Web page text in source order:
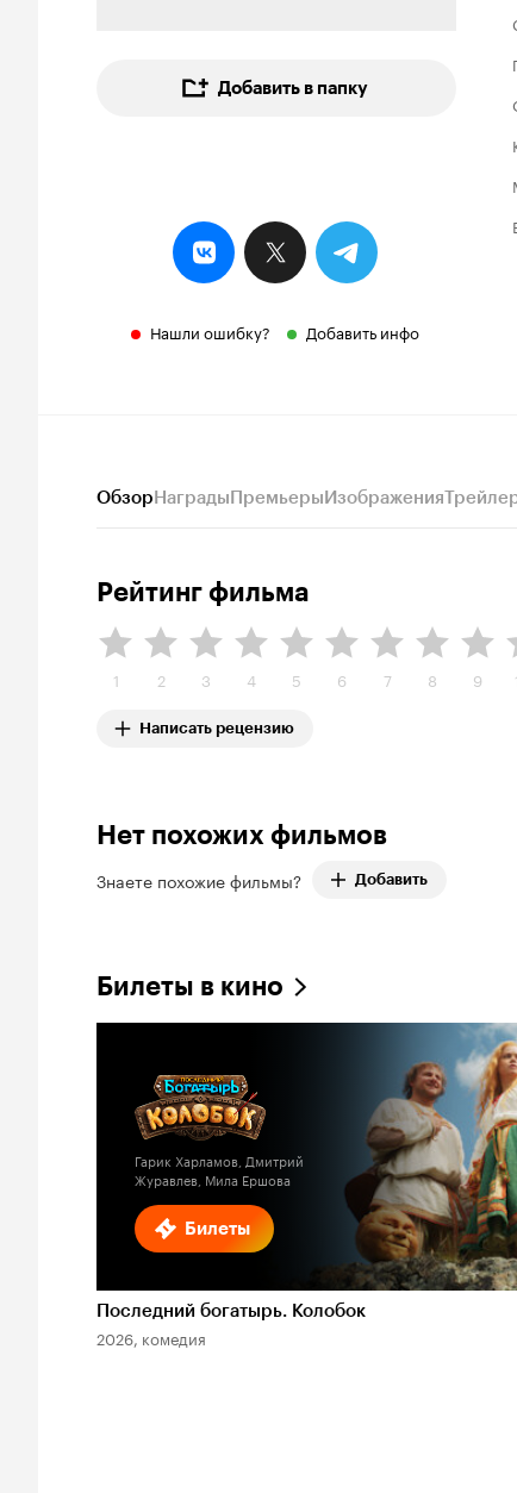
Добавить в папку
Нашли ошибку? Добавить инфо
ОбзорНаградыПремьерыИзображения
Рейтинг фильма
1 2 3 4 5 6 7 8 9
Написать рецензию
Нет похожих фильмов
Знаете похожие фильмы? Добавить
Билеты в кино
Билеты
Гарик Харламов, Дмитрий
Журавлев, Мила Ершова
Последний богатырь. Колобок
2026, комедия